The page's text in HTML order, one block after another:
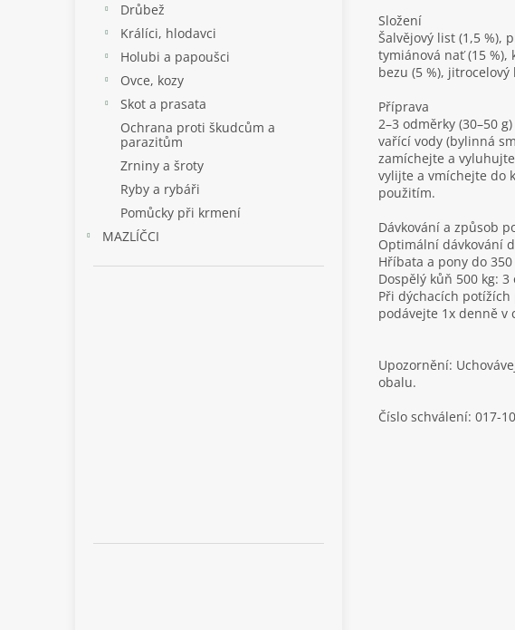
Drůbež
Králíci, hlodavci
Holubi a papoušci
Ovce, kozy
Skot a prasata
Ochrana proti škudcům a
parazitům
Zrniny a šroty
Ryby a rybáři
Pomůcky při krmení
MAZLÍČCI
Složení
Šalvějový list (1,5 %),
tymiánová nať (15 %),
bezu (5 %), jitrocelový
Příprava
2–3 odměrky (30–50
vařící vody (bylinná
zamíchejte a
vylijte a vmíchejte do
použitím.
Dávkování a způsob
Optimální dávkování
Hříbata a pony do
Dospělý kůň 500 kg:
Při dýchacích
podávejte 1x denně v
Upozornění:
obalu.
Číslo schválení: 017-